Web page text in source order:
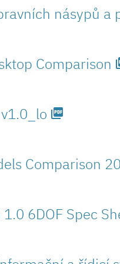
násypů a
Comparison
picture_as_pdf
Comparison
6DOF Spec